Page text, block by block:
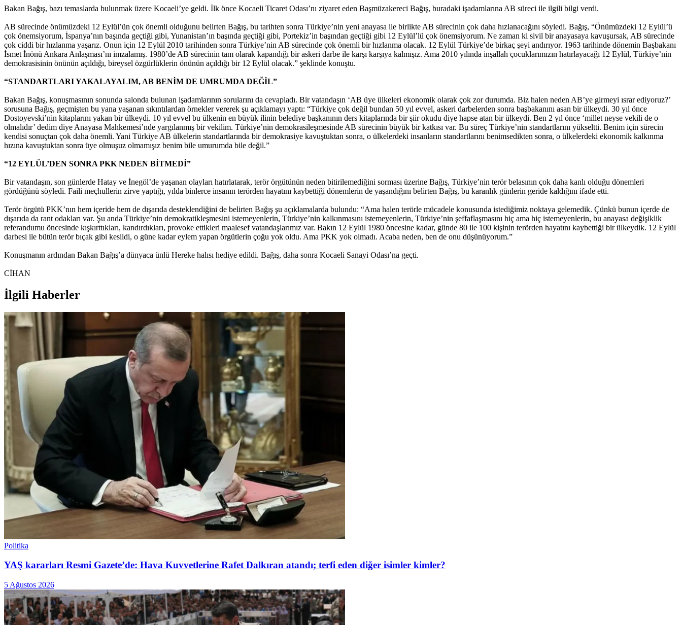
Bakan Bağış, bazı temaslarda bulunmak üzere Kocaeli’ye geldi. İlk önce Kocaeli Ticaret Odası’nı ziyaret eden Başmüzakereci Bağış, buradaki işadamlarına AB süreci ile ilgili bilgi verdi.
AB sürecinde önümüzdeki 12 Eylül’ün çok önemli olduğunu belirten Bağış, bu tarihten sonra Türkiye’nin yeni anayasa ile birlikte AB sürecinin çok daha hızlanacağını söyledi. Bağış, “Önümüzdeki 12 Eylül’ü
çok önemsiyorum, İspanya’nın başında geçtiği gibi, Yunanistan’ın başında geçtiği gibi, Portekiz’in başından geçtiği gibi 12 Eylül’lü çok önemsiyorum. Ne zaman ki sivil bir anayasaya kavuşursak, AB sürecinde
çok ciddi bir hızlanma yaşarız. Onun için 12 Eylül 2010 tarihinden sonra Türkiye’nin AB sürecinde çok önemli bir hızlanma olacak. 12 Eylül Türkiye’de birkaç şeyi andırıyor. 1963 tarihinde dönemin Başbakanı
İsmet İnönü Ankara Anlaşması’nı imzalamış. 1980’de AB sürecinin tam olarak kapandığı bir askeri darbe ile karşı karşıya kalmışız. Ama 2010 yılında inşallah çocuklarımızın hatırlayacağı 12 Eylül, Türkiye’nin
demokrasisinin önünün açıldığı, bireysel özgürlüklerin önünün açıldığı bir 12 Eylül olacak.” şeklinde konuştu.
“STANDARTLARI YAKALAYALIM, AB BENİM DE UMRUMDA DEĞİL”
Bakan Bağış, konuşmasının sonunda salonda bulunan işadamlarının sorularını da cevapladı. Bir vatandaşın ‘AB üye ülkeleri ekonomik olarak çok zor durumda. Biz halen neden AB’ye girmeyi ısrar ediyoruz?’
sorusuna Bağış, geçmişten bu yana yaşanan sıkıntılardan örnekler vererek şu açıklamayı yaptı: “Türkiye çok değil bundan 50 yıl evvel, askeri darbelerden sonra başbakanını asan bir ülkeydi. 30 yıl önce
Dostoyevski’nin kitaplarını yakan bir ülkeydi. 10 yıl evvel bu ülkenin en büyük ilinin belediye başkanının ders kitaplarında bir şiir okudu diye hapse atan bir ülkeydi. Ben 2 yıl önce ‘millet neyse vekili de o
olmalıdır’ dedim diye Anayasa Mahkemesi’nde yargılanmış bir vekilim. Türkiye’nin demokrasileşmesinde AB sürecinin büyük bir katkısı var. Bu süreç Türkiye’nin standartlarını yükseltti. Benim için sürecin
kendisi sonuçtan çok daha önemli. Yani Türkiye AB ülkelerin standartlarında bir demokrasiye kavuştuktan sonra, o ülkelerdeki insanların standartlarını benimsedikten sonra, o ülkelerdeki ekonomik kalkınma
hızına kavuştuktan sonra üye olmuşuz olmamışız benim bile umurumda bile değil.”
“12 EYLÜL’DEN SONRA PKK NEDEN BİTMEDİ”
Bir vatandaşın, son günlerde Hatay ve İnegöl’de yaşanan olayları hatırlatarak, terör örgütünün neden bitirilemediğini sorması üzerine Bağış, Türkiye’nin terör belasının çok daha kanlı olduğu dönemleri
gördüğünü söyledi. Faili meçhullerin zirve yaptığı, yılda binlerce insanın terörden hayatını kaybettiği dönemlerin de yaşandığını belirten Bağış, bu karanlık günlerin geride kaldığını ifade etti.
Terör örgütü PKK’nın hem içeride hem de dışarıda desteklendiğini de belirten Bağış şu açıklamalarda bulundu: “Ama halen terörle mücadele konusunda istediğimiz noktaya gelemedik. Çünkü bunun içerde de
dışarıda da rant odakları var. Şu anda Türkiye’nin demokratikleşmesini istemeyenlerin, Türkiye’nin kalkınmasını istemeyenlerin, Türkiye’nin şeffaflaşmasını hiç ama hiç istemeyenlerin, bu anayasa değişiklik
referandumu öncesinde kışkırttıkları, kandırdıkları, provoke ettikleri maalesef vatandaşlarımız var. Bakın 12 Eylül 1980 öncesine kadar, günde 80 ile 100 kişinin terörden hayatını kaybettiği bir ülkeydik. 12 Eylül
darbesi ile bütün terör bıçak gibi kesildi, o güne kadar eylem yapan örgütlerin çoğu yok oldu. Ama PKK yok olmadı. Acaba neden, ben de onu düşünüyorum.”
Konuşmanın ardından Bakan Bağış’a dünyaca ünlü Hereke halısı hediye edildi. Bağış, daha sonra Kocaeli Sanayi Odası’na geçti.
CİHAN
İlgili Haberler
Politika
YAŞ kararları Resmi Gazete’de: Hava Kuvvetlerine Rafet Dalkıran atandı; terfi eden diğer isimler kimler?
5 Ağustos 2026